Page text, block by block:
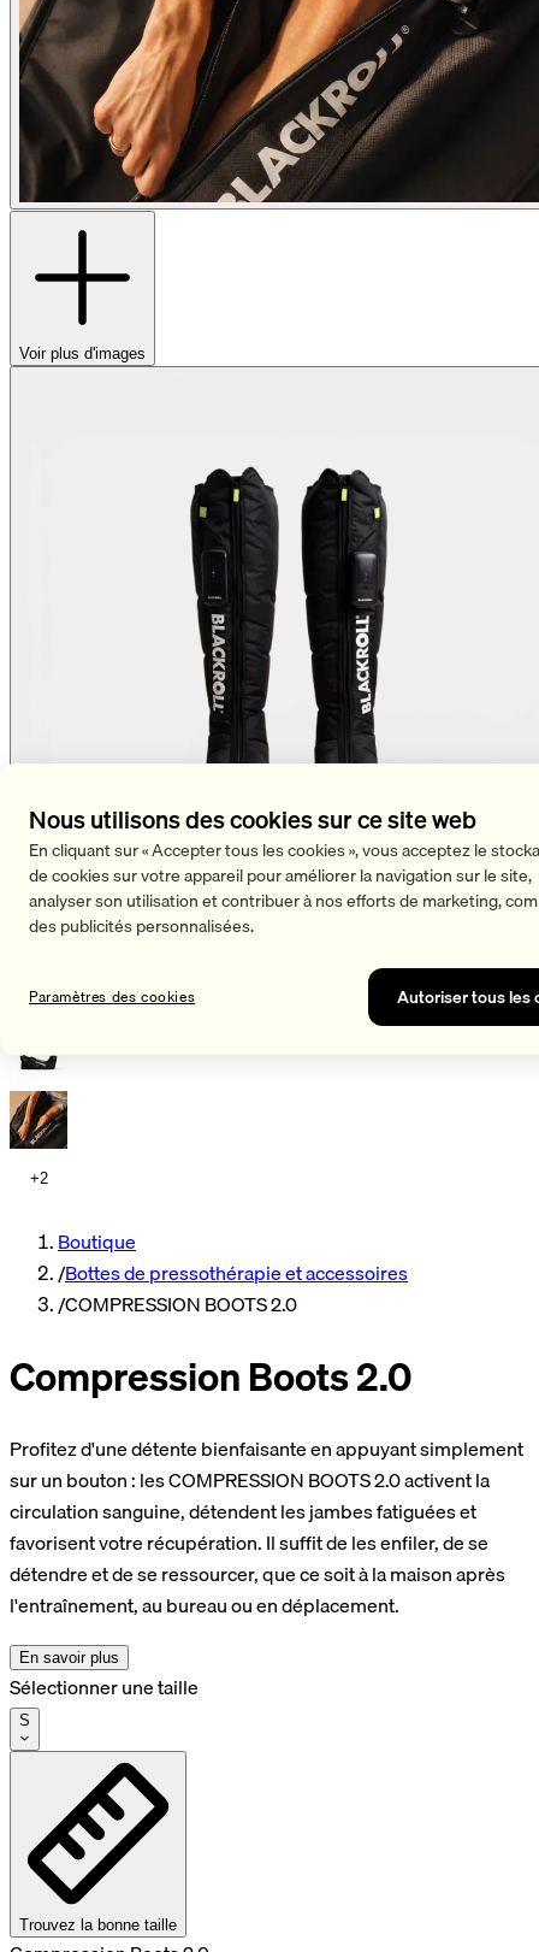
Voir plus d'images
+2
Boutique
/Bottes de pressothérapie et accessoires
/COMPRESSION BOOTS 2.0
Compression Boots 2.0
Profitez d'une détente bienfaisante en appuyant simplement
sur un bouton : les COMPRESSION BOOTS 2.0 activent la
circulation sanguine, détendent les jambes fatiguées et
favorisent votre récupération. Il suffit de les enfiler, de se
détendre et de se ressourcer, que ce soit à la maison après
l'entraînement, au bureau ou en déplacement.
En savoir plus
Sélectionner une taille
S
Trouvez la bonne taille
Nous utilisons des cookies sur ce site web
En cliquant sur « Accepter tous les cookies », vous acceptez le
de cookies sur votre appareil pour améliorer la navigation sur le site,
analyser son utilisation et contribuer à nos efforts de marketing,
des publicités personnalisées.
Autoriser tous les
Paramètres des cookies